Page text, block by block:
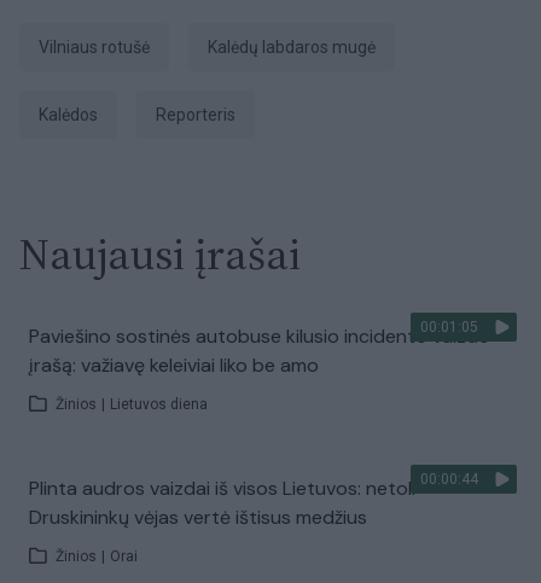
Vilniaus rotušė Kalėdų labdaros mugė
Kalėdos Reporteris
Naujausi įrašai
00:01:05
Paviešino sostinės autobuse kilusio incidento vaizdo
įrašą: važiavę keleiviai liko be amo
Žinios Lietuvos diena
00:00:44
Plinta audros vaizdai iš visos Lietuvos: netoli
Druskininkų vėjas vertė ištisus medžius
Žinios Orai